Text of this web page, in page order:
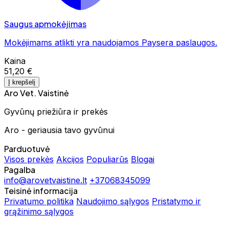
Saugus apmokėjimas
Mokėjimams atlikti yra naudojamos Paysera paslaugos.
Kaina
51,20 €
Į krepšelį
Aro Vet. Vaistinė
Gyvūnų priežiūra ir prekės
Aro - geriausia tavo gyvūnui
Parduotuvė
Visos prekės Akcijos Populiarūs Blogai
Pagalba
info@arovetvaistine.lt +37068345099
Teisinė informacija
Privatumo politika Naudojimo sąlygos Pristatymo ir
grąžinimo sąlygos